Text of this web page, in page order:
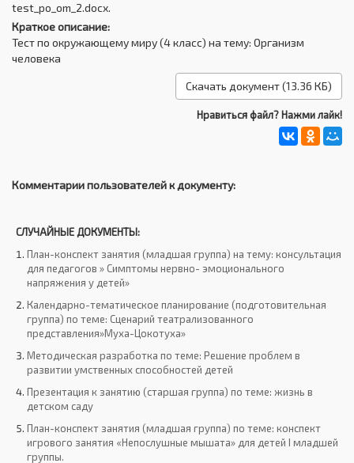
test_po_om_2.docx.
Краткое описание:
Тест по окружающему миру (4 класс) на тему: Организм
человека
Скачать документ (13.36 КБ)
Нравиться файл? Нажми лайк!
Комментарии пользователей к документу:
СЛУЧАЙНЫЕ ДОКУМЕНТЫ:
План-конспект занятия (младшая группа) на тему: консультация
для педагогов » Симптомы нервно- эмоционального
напряжения у детей»
Календарно-тематическое планирование (подготовительная
группа) по теме: Сценарий театрализованного
представления»Муха-Цокотуха»
Методическая разработка по теме: Решение проблем в
развитии умственных способностей детей
Презентация к занятию (старшая группа) по теме: жизнь в
детском саду
План-конспект занятия (младшая группа) по теме: конспект
игрового занятия «Непослушные мышата» для детей I младшей
группы.